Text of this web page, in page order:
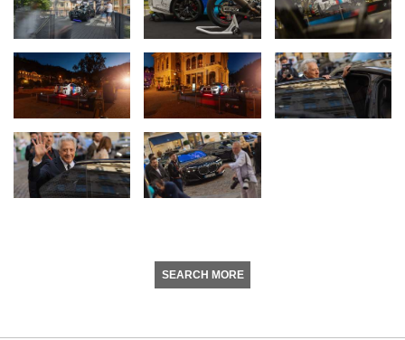
SEARCH MORE